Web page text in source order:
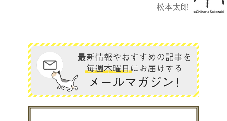
松本太郎